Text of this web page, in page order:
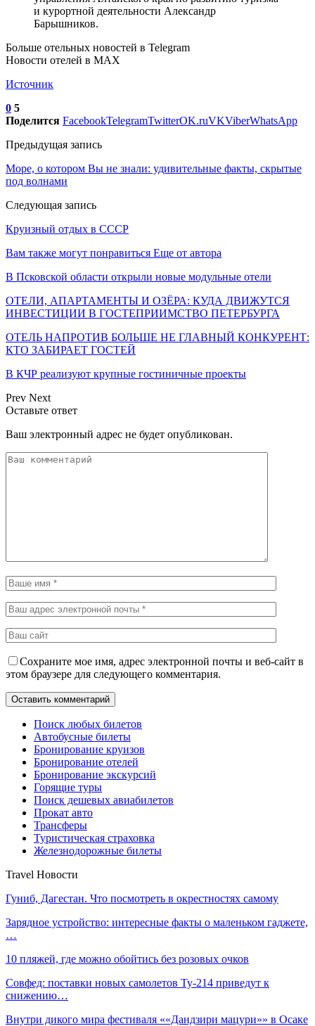
и курортной деятельности Александр
Барышников.
Больше отельных новостей в Telegram
Новости отелей в MAX
Источник
0 5
Поделится FacebookTelegramTwitterOK.ruVKViberWhatsApp
Предыдущая запись
Море, о котором Вы не знали: удивительные факты, скрытые
под волнами
Следующая запись
Круизный отдых в СССР
Вам также могут понравиться Еще от автора
В Псковской области открыли новые модульные отели
ОТЕЛИ, АПАРТАМЕНТЫ И ОЗЁРА: КУДА ДВИЖУТСЯ
ИНВЕСТИЦИИ В ГОСТЕПРИИМСТВО ПЕТЕРБУРГА
ОТЕЛЬ НАПРОТИВ БОЛЬШЕ НЕ ГЛАВНЫЙ КОНКУРЕНТ:
КТО ЗАБИРАЕТ ГОСТЕЙ
В КЧР реализуют крупные гостиничные проекты
Prev Next
Оставьте ответ
Ваш электронный адрес не будет опубликован.
Сохраните мое имя, адрес электронной почты и веб-сайт в
этом браузере для следующего комментария.
Поиск любых билетов
Автобусные билеты
Бронирование круизов
Бронирование отелей
Бронирование экскурсий
Горящие туры
Поиск дешевых авиабилетов
Прокат авто
Трансферы
Туристическая страховка
Железнодорожные билеты
Travel Новости
Гуниб, Дагестан. Что посмотреть в окрестностях самому
Зарядное устройство: интересные факты о маленьком гаджете,
…
10 пляжей, где можно обойтись без розовых очков
Совфед: поставки новых самолетов Ту-214 приведут к
снижению…
Внутри дикого мира фестиваля ««Дандзири мацури»» в Осаке